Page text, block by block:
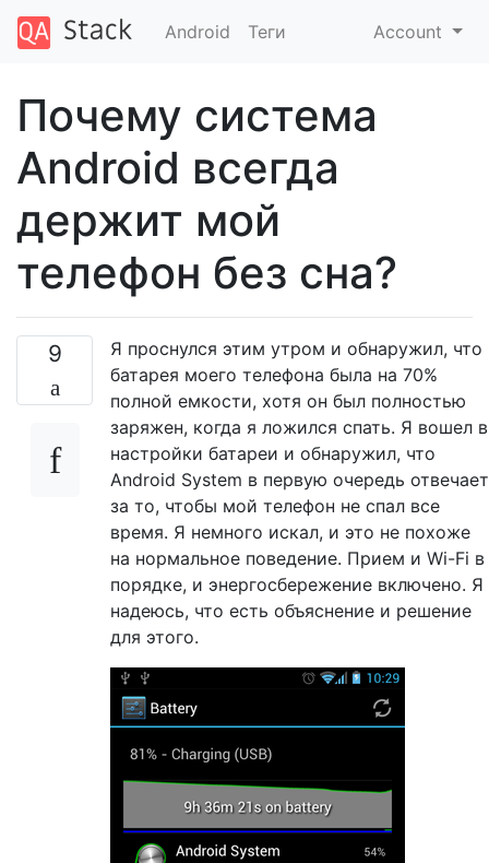
Android Теги Account
Почему система
Android всегда
держит мой
телефон без сна?
9
Я проснулся этим утром и обнаружил, что
батарея моего телефона была на 70%
полной емкости, хотя он был полностью
заряжен, когда я ложился спать. Я вошел в
настройки батареи и обнаружил, что
Android System в первую очередь отвечает
за то, чтобы мой телефон не спал все
время. Я немного искал, и это не похоже
на нормальное поведение. Прием и Wi-Fi в
порядке, и энергосбережение включено. Я
надеюсь, что есть объяснение и решение
для этого.